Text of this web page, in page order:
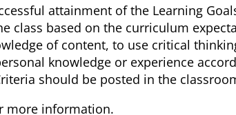
attainment of the Learning
class based on the curriculum
of content, to use critical
knowledge or experience
should be posted in the
more information.